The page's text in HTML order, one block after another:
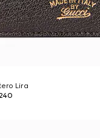
Lira